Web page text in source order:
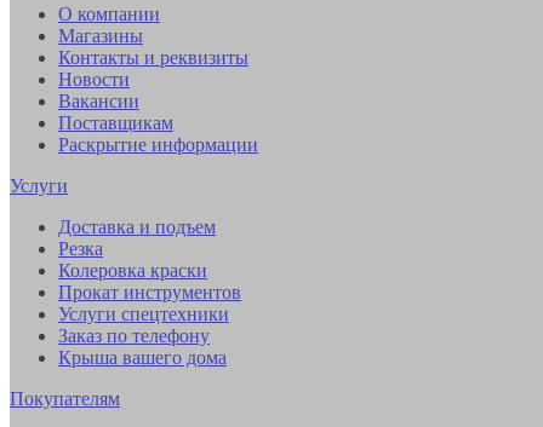
О компании
Магазины
Контакты и реквизиты
Новости
Вакансии
Поставщикам
Раскрытие информации
Услуги
Доставка и подъем
Резка
Колеровка краски
Прокат инструментов
Услуги спецтехники
Заказ по телефону
Крыша вашего дома
Покупателям